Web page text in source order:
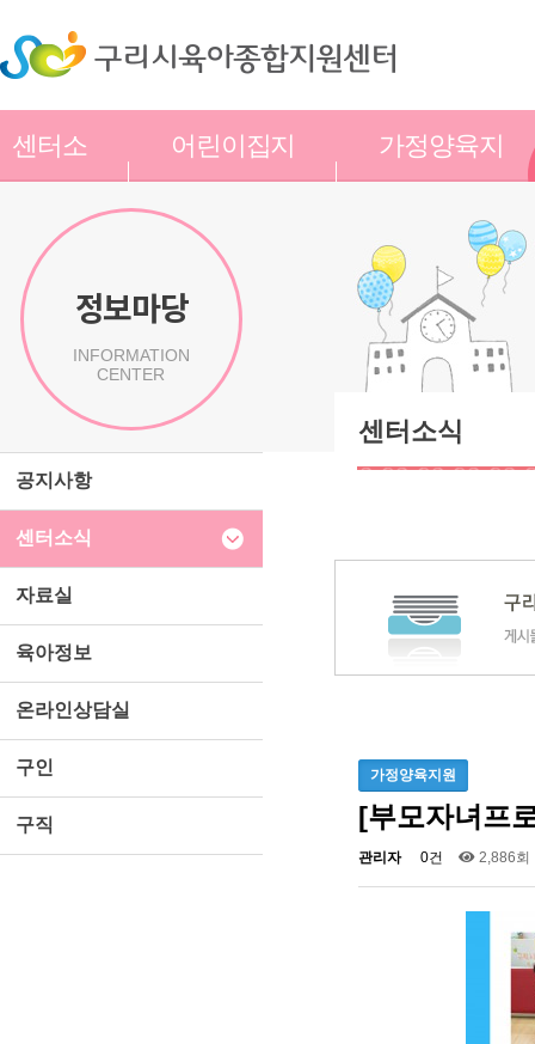
센터소
어린이집지
가정양육지
정보마당
INFORMATION
CENTER
공지사항
센터소식
자료실
육아정보
온라인상담실
구인
구직
센터소식
가정양육지원
[부모자녀프
관리자 0건 2,886회